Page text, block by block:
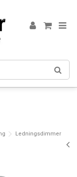
Ledningsdimmer